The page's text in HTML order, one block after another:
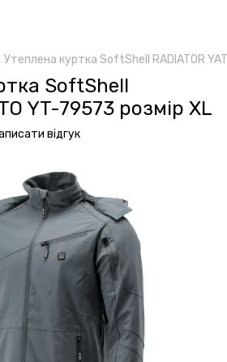
Утеплена куртка SoftShell RADIATOR
SoftShell
YT-79573 розмір XL
відгук